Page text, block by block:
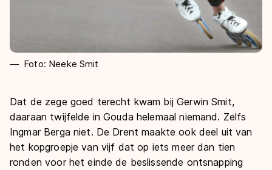
Foto: Neeke Smit
Dat de zege goed terecht kwam bij Gerwin Smit,
daaraan twijfelde in Gouda helemaal niemand. Zelfs
Ingmar Berga niet. De Drent maakte ook deel uit van
het kopgroepje van vijf dat op iets meer dan tien
ronden voor het einde de beslissende ontsnapping